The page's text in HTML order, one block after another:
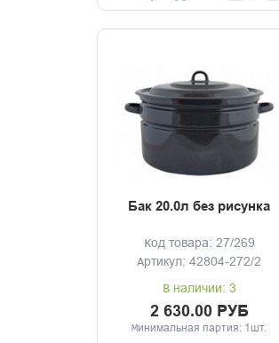
Бак 20.0л без рисунка
Код товара: 27/269
Артикул: 42804-272/2
В наличии: 3
2 630.00 РУБ
Минимальная партия: 1шт.